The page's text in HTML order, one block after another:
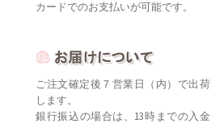
カードでのお支払いが可能です。
ご注文確定後７営業日（内）で出荷
します。
銀行振込の場合は、13時までの入金